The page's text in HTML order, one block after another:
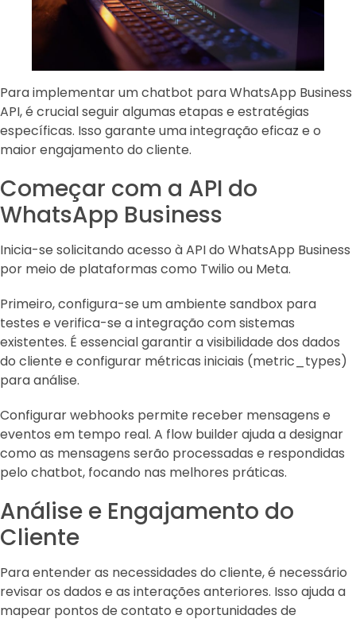
Para implementar um chatbot para WhatsApp Business
API, é crucial seguir algumas etapas e estratégias
específicas. Isso garante uma integração eficaz e o
maior engajamento do cliente.
Começar com a API do
WhatsApp Business
Inicia-se solicitando acesso à API do WhatsApp Business
por meio de plataformas como Twilio ou Meta.
Primeiro, configura-se um ambiente sandbox para
testes e verifica-se a integração com sistemas
existentes. É essencial garantir a visibilidade dos dados
do cliente e configurar métricas iniciais (metric_types)
para análise.
Configurar webhooks permite receber mensagens e
eventos em tempo real. A flow builder ajuda a designar
como as mensagens serão processadas e respondidas
pelo chatbot, focando nas melhores práticas.
Análise e Engajamento do
Cliente
Para entender as necessidades do cliente, é necessário
revisar os dados e as interações anteriores. Isso ajuda a
mapear pontos de contato e oportunidades de